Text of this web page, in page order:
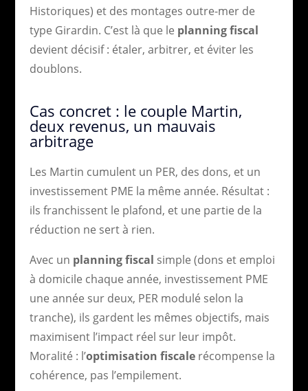
Historiques) et des montages outre-mer de
type Girardin. C’est là que le planning fiscal
devient décisif : étaler, arbitrer, et éviter les
doublons.
Cas concret : le couple Martin,
deux revenus, un mauvais
arbitrage
Les Martin cumulent un PER, des dons, et un
investissement PME la même année. Résultat :
ils franchissent le plafond, et une partie de la
réduction ne sert à rien.
Avec un planning fiscal simple (dons et emploi
à domicile chaque année, investissement PME
une année sur deux, PER modulé selon la
tranche), ils gardent les mêmes objectifs, mais
maximisent l’impact réel sur leur impôt.
Moralité : l’optimisation fiscalerécompense la
cohérence, pas l’empilement.